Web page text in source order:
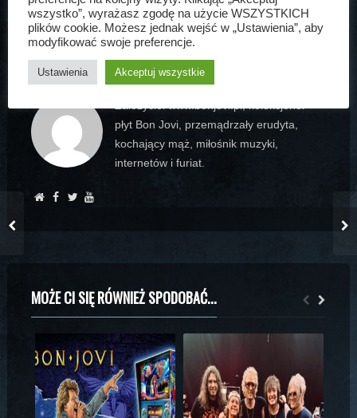
ARTUR BOGDAŃSKI
płyt Bon Jovi, przemądrzały erudyta,
kochający mąż, miłośnik muzyki,
internetów i furiat.
MOŻE CI SIĘ RÓWNIEŻ SPODOBAĆ...
wszystko”, wyrażasz zgodę na użycie WSZYSTKICH
plików cookie. Możesz jednak wejść w „Ustawienia”, aby
modyfikować swoje preferencje.
Ustawienia Akceptuj wszystkie